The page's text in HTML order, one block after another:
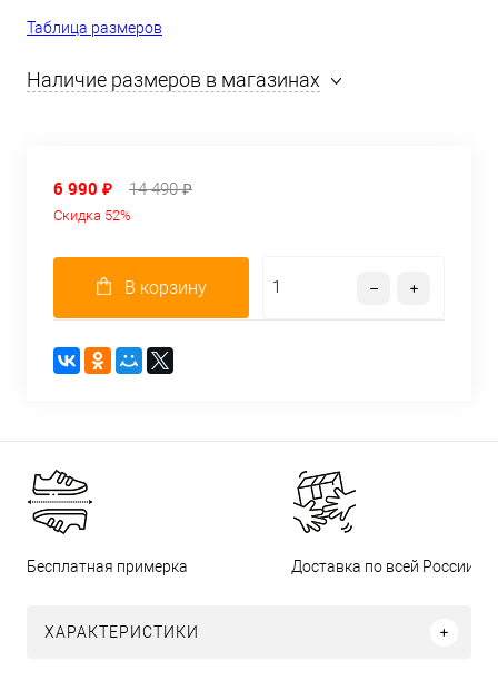
Таблица размеров
Наличие размеров в магазинах
6 990 ₽ 14 490 ₽
Скидка 52%
В корзину
Бесплатная примерка Доставка по всей России
ХАРАКТЕРИСТИКИ